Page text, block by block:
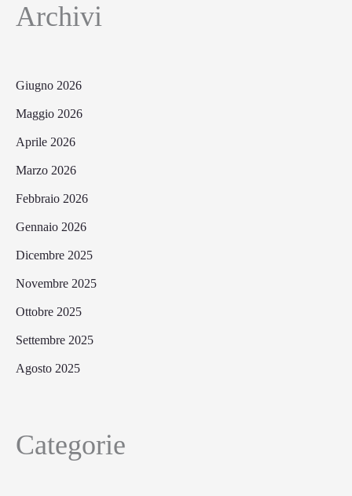
Archivi
Giugno 2026
Maggio 2026
Aprile 2026
Marzo 2026
Febbraio 2026
Gennaio 2026
Dicembre 2025
Novembre 2025
Ottobre 2025
Settembre 2025
Agosto 2025
Categorie